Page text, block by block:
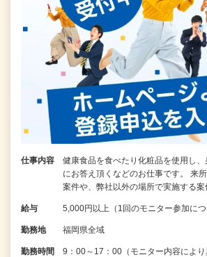
仕事内容
健康食品を食べたり化粧品を使用し、
にお答え頂くなどのお仕事です。 来
案件や、弊社以外の場所で実施する案
給与 5,000円以上（1回のモニター参加に
勤務地 福岡県全域
勤務時間
9：00～17：00（モニター内容によ